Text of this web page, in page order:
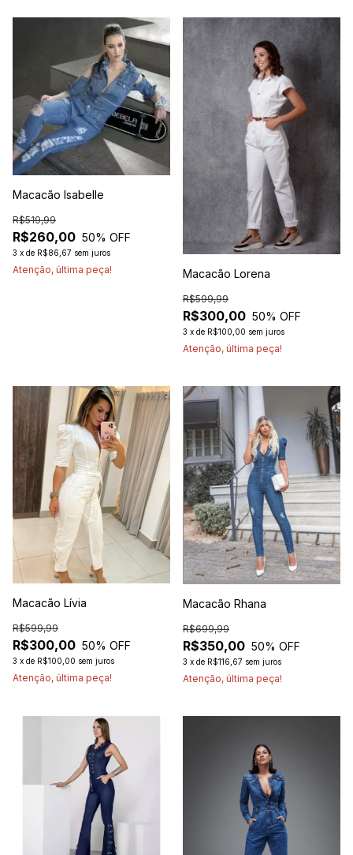
Macacão Isabelle
R$260,00
R$519,99
50% OFF
3 x de R$86,67 sem juros
Atenção, última peça! Macacão Lorena
R$300,00
R$599,99
50% OFF
3 x de R$100,00 sem juros
Atenção, última peça!
Macacão Lívia
R$300,00
R$599,99
50% OFF
3 x de R$100,00 sem juros
Atenção, última peça!
Macacão Rhana
R$350,00
R$699,99
50% OFF
3 x de R$116,67 sem juros
Atenção, última peça!